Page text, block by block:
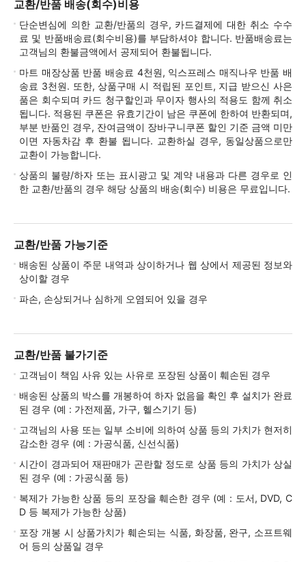
교환/반품 배송(회수)비용
단순변심에 의한 교환/반품의 경우, 카드결제에 대한 취소 수수
료 및 반품배송료(회수비용)를 부담하셔야 합니다. 반품배송료는
고객님의 환불금액에서 공제되어 환불됩니다.
마트 매장상품 반품 배송료 4천원, 익스프레스 매직나우 반품 배
송료 3천원. 또한, 상품구매 시 적립된 포인트, 지급 받으신 사은
품은 회수되며 카드 청구할인과 무이자 행사의 적용도 함께 취소
됩니다. 적용된 쿠폰은 유효기간이 남은 쿠폰에 한하여 반환되며,
부분 반품인 경우, 잔여금액이 장바구니쿠폰 할인 기준 금액 미만
이면 자동차감 후 환불 됩니다. 교환하실 경우, 동일상품으로만
교환이 가능합니다.
상품의 불량/하자 또는 표시광고 및 계약 내용과 다른 경우로 인
한 교환/반품의 경우 해당 상품의 배송(회수) 비용은 무료입니다.
교환/반품 가능기준
배송된 상품이 주문 내역과 상이하거나 웹 상에서 제공된 정보와
상이할 경우
파손, 손상되거나 심하게 오염되어 있을 경우
교환/반품 불가기준
고객님이 책임 사유 있는 사유로 포장된 상품이 훼손된 경우
배송된 상품의 박스를 개봉하여 하자 없음을 확인 후 설치가 완료
된 경우 (예 : 가전제품, 가구, 헬스기기 등)
고객님의 사용 또는 일부 소비에 의하여 상품 등의 가치가 현저히
감소한 경우 (예 : 가공식품, 신선식품)
시간이 경과되어 재판매가 곤란할 정도로 상품 등의 가치가 상실
된 경우 (예 : 가공식품 등)
복제가 가능한 상품 등의 포장을 훼손한 경우 (예 : 도서, DVD, C
D 등 복제가 가능한 상품)
포장 개봉 시 상품가치가 훼손되는 식품, 화장품, 완구, 소프트웨
어 등의 상품일 경우